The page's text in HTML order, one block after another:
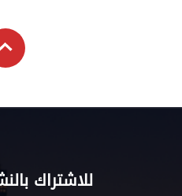
للاشتراك